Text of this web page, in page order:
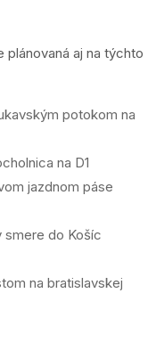
plánovaná aj na týchto
potokom na
na D1
jazdnom páse
smere do Košíc
na bratislavskej